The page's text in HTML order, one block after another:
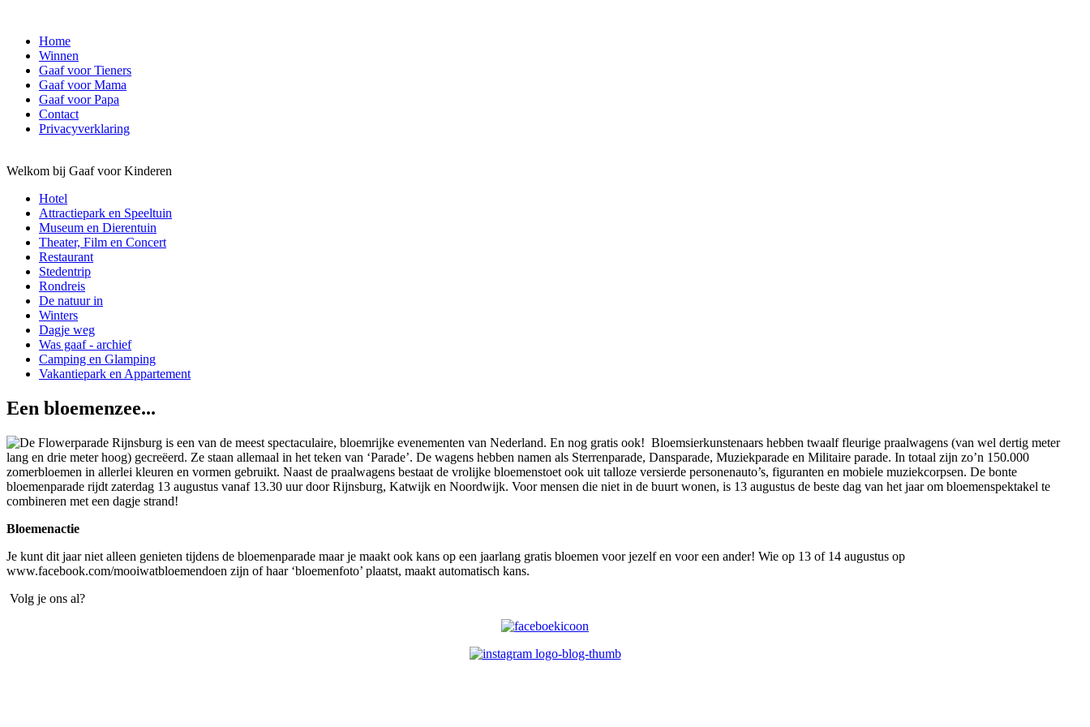
Home
Winnen
Gaaf voor Tieners
Gaaf voor Mama
Gaaf voor Papa
Contact
Privacyverklaring
Welkom bij Gaaf voor Kinderen
Hotel
Attractiepark en Speeltuin
Museum en Dierentuin
Theater, Film en Concert
Restaurant
Stedentrip
Rondreis
De natuur in
Winters
Dagje weg
Was gaaf - archief
Camping en Glamping
Vakantiepark en Appartement
Een bloemenzee...
De Flowerparade Rijnsburg is een van de meest spectaculaire, bloemrijke evenementen van Nederland. En nog gratis ook! Bloemsierkunstenaars hebben twaalf fleurige praalwagens (van wel dertig meter
lang en drie meter hoog) gecreëerd. Ze staan allemaal in het teken van ‘Parade’. De wagens hebben namen als Sterrenparade, Dansparade, Muziekparade en Militaire parade. In totaal zijn zo’n 150.000
zomerbloemen in allerlei kleuren en vormen gebruikt. Naast de praalwagens bestaat de vrolijke bloemenstoet ook uit talloze versierde personenauto’s, figuranten en mobiele muziekcorpsen. De bonte
bloemenparade rijdt zaterdag 13 augustus vanaf 13.30 uur door Rijnsburg, Katwijk en Noordwijk. Voor mensen die niet in de buurt wonen, is 13 augustus de beste dag van het jaar om bloemenspektakel te
combineren met een dagje strand!
Bloemenactie
Je kunt dit jaar niet alleen genieten tijdens de bloemenparade maar je maakt ook kans op een jaarlang gratis bloemen voor jezelf en voor een ander! Wie op 13 of 14 augustus op
www.facebook.com/mooiwatbloemendoen zijn of haar ‘bloemenfoto’ plaatst, maakt automatisch kans.
Volg je ons al?